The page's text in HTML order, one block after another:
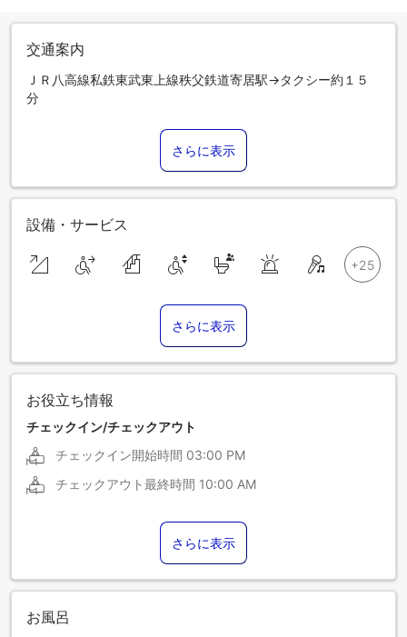
交通案内
ＪＲ八高線私鉄東武東上線秩父鉄道寄居駅→タクシー約１５
分
さらに表示
設備・サービス
さらに表示
お役立ち情報
チェックイン/チェックアウト
チェックイン開始時間 03:00 PM
チェックアウト最終時間 10:00 AM
さらに表示
お風呂